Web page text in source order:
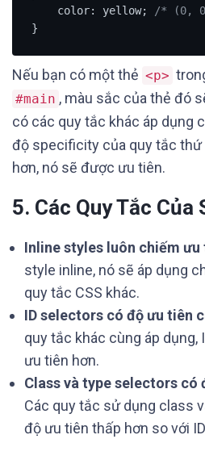
    color: yellow;
/* (0,
}
Nếu bạn có một thẻ <p>
#main , màu sắc của thẻ đó
có các quy tắc khác áp dụng
độ specificity của quy tắc thứ
hơn, nó sẽ được ưu tiên.
5. Các Quy Tắc
Inline styles luôn chiếm ưu
style inline, nó sẽ áp dụng
quy tắc CSS khác.
ID selectors có độ ưu tiên
quy tắc khác cùng áp
ưu tiên hơn.
Class và type selectors có
Các quy tắc sử dụng class
độ ưu tiên thấp hơn so với